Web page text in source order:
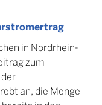
Lemgo
in Nordrhein-
zum
an, die Menge